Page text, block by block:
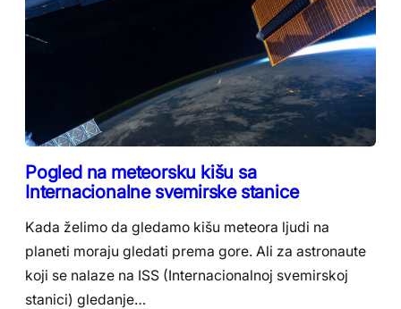
Pogled na meteorsku kišu sa
Internacionalne svemirske stanice
Kada želimo da gledamo kišu meteora ljudi na
planeti moraju gledati prema gore. Ali za astronaute
koji se nalaze na ISS (Internacionalnoj svemirskoj
stanici) gledanje…